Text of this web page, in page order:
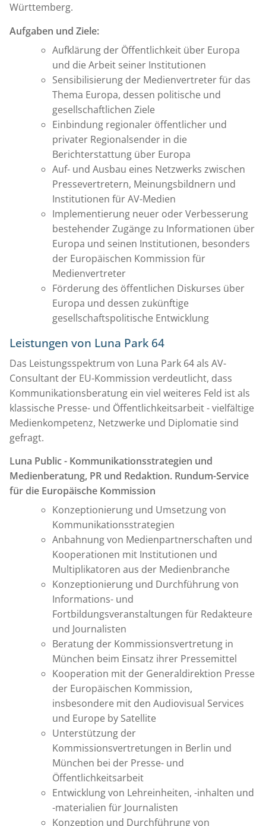
Württemberg.
Aufgaben und Ziele:
Aufklärung der Öffentlichkeit über Europa
und die Arbeit seiner Institutionen
Sensibilisierung der Medienvertreter für das
Thema Europa, dessen politische und
gesellschaftlichen Ziele
Einbindung regionaler öffentlicher und
privater Regionalsender in die
Berichterstattung über Europa
Auf- und Ausbau eines Netzwerks zwischen
Pressevertretern, Meinungsbildnern und
Institutionen für AV-Medien
Implementierung neuer oder Verbesserung
bestehender Zugänge zu Informationen über
Europa und seinen Institutionen, besonders
der Europäischen Kommission für
Medienvertreter
Förderung des öffentlichen Diskurses über
Europa und dessen zukünftige
gesellschaftspolitische Entwicklung
Leistungen von Luna Park 64
Das Leistungsspektrum von Luna Park 64 als AV-
Consultant der EU-Kommission verdeutlicht, dass
Kommunikationsberatung ein viel weiteres Feld ist als
klassische Presse- und Öffentlichkeitsarbeit - vielfältige
Medienkompetenz, Netzwerke und Diplomatie sind
gefragt.
Luna Public - Kommunikationsstrategien und
Medienberatung, PR und Redaktion. Rundum-Service
für die Europäische Kommission
Konzeptionierung und Umsetzung von
Kommunikationsstrategien
Anbahnung von Medienpartnerschaften und
Kooperationen mit Institutionen und
Multiplikatoren aus der Medienbranche
Konzeptionierung und Durchführung von
Informations- und
Fortbildungsveranstaltungen für Redakteure
und Journalisten
Beratung der Kommissionsvertretung in
München beim Einsatz ihrer Pressemittel
Kooperation mit der Generaldirektion Presse
der Europäischen Kommission,
insbesondere mit den Audiovisual Services
und Europe by Satellite
Unterstützung der
Kommissionsvertretungen in Berlin und
München bei der Presse- und
Öffentlichkeitsarbeit
Entwicklung von Lehreinheiten, -inhalten und
-materialien für Journalisten
Konzeption und Durchführung von